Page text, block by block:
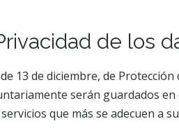
de los
13 de diciembre, de
serán guardados en
que más se adecuen a